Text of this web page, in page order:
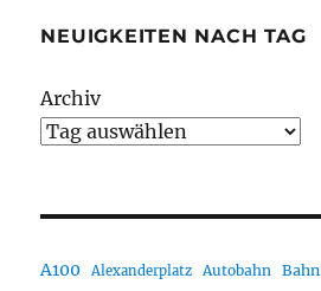
NEUIGKEITEN NACH TAG
Archiv
A100 Alexanderplatz Autobahn Bahn